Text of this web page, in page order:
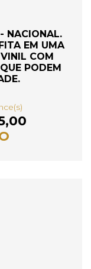
NACIONAL.
EM UMA
COM
PODEM